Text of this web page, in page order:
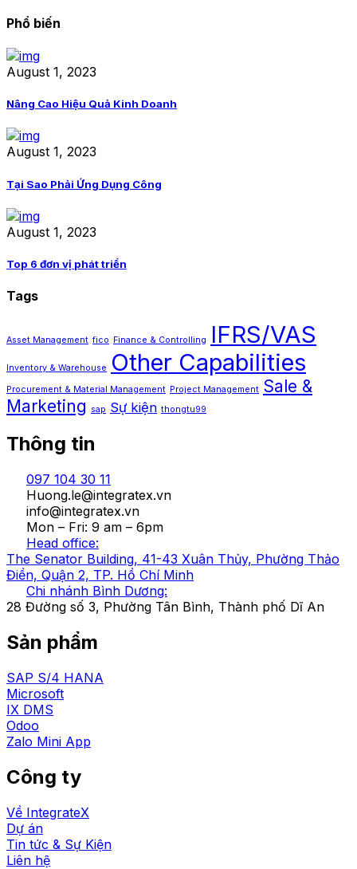
Phổ biến
August 1, 2023
Nâng Cao Hiệu Quả Kinh Doanh
August 1, 2023
Tại Sao Phải Ứng Dụng Công
August 1, 2023
Top 6 đơn vị phát triển
Tags
Asset Management fico Finance & Controlling IFRS/VAS
Inventory & Warehouse Other Capabilities
Procurement & Material Management Project Management Sale &
Marketing
sap Sự kiện thongtu99
Thông tin
097 104 30 11
Huong.le@integratex.vn
info@integratex.vn
Mon – Fri: 9 am – 6pm
Head office:
The Senator Building, 41-43 Xuân Thủy, Phường Thảo
Điền, Quận 2, TP. Hồ Chí Minh
Chi nhánh Bình Dương:
28 Đường số 3, Phường Tân Bình, Thành phố Dĩ An
Sản phẩm
SAP S/4 HANA​
Microsoft
IX DMS
Odoo
Zalo Mini App
Công ty
Về IntegrateX
Dự án
Tin tức & Sự Kiện
Liên hệ